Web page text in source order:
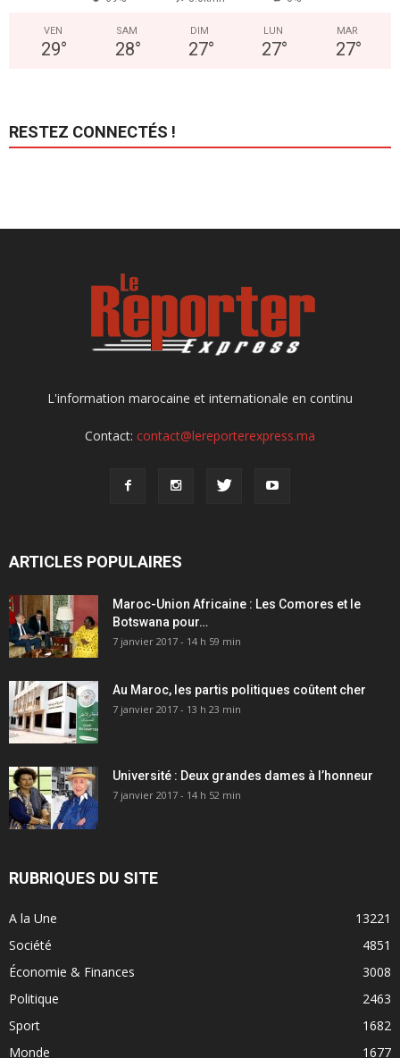
VEN
29°
SAM
28°
DIM
27°
LUN
27°
MAR
27°
RESTEZ CONNECTÉS !
L'information marocaine et internationale en continu
Contact: contact@lereporterexpress.ma
ARTICLES POPULAIRES
Maroc-Union Africaine : Les Comores et le
Botswana pour…
7 janvier 2017 - 14 h 59 min
Au Maroc, les partis politiques coûtent cher
7 janvier 2017 - 13 h 23 min
Université : Deux grandes dames à l’honneur
7 janvier 2017 - 14 h 52 min
RUBRIQUES DU SITE
A la Une
13221
Société
4851
Économie & Finances
3008
Politique
2463
Sport
1682
Monde
1677